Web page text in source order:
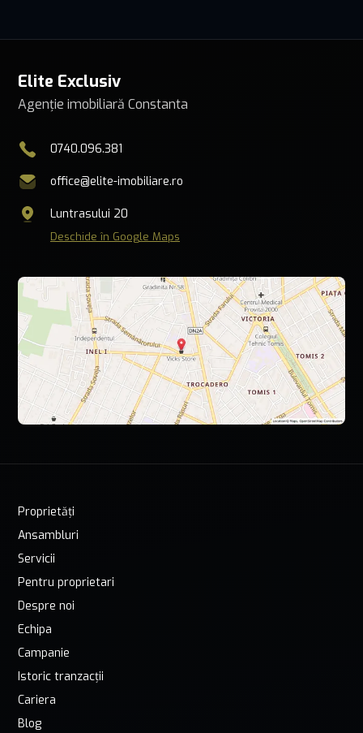
Elite Exclusiv
Agenție imobiliară Constanta
0740.096.381
office@elite-imobiliare.ro
Luntrasului 20
Deschide în Google Maps
Proprietăți
Ansambluri
Servicii
Pentru proprietari
Despre noi
Echipa
Campanie
Istoric tranzacții
Cariera
Blog